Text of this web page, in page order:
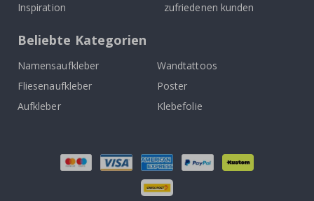
Inspiration
zufriedenen kunden
Beliebte Kategorien
Namensaufkleber
Wandtattoos
Fliesenaufkleber
Poster
Aufkleber
Klebefolie